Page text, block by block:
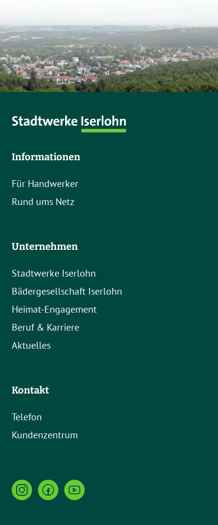
Informationen
Für Handwerker
Rund ums Netz
Unternehmen
Stadtwerke Iserlohn
Bädergesellschaft Iserlohn
Heimat-Engagement
Beruf & Karriere
Aktuelles
Kontakt
Telefon
Kundenzentrum